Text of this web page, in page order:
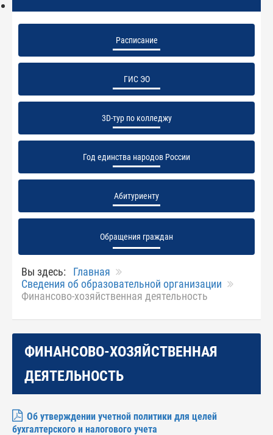
Расписание
ГИС ЭО
3D-тур по колледжу
Год единства народов России
Абитуриенту
Обращения граждан
Вы здесь:
Главная
Сведения об образовательной организации
Финансово-хозяйственная деятельность
ФИНАНСОВО-ХОЗЯЙСТВЕННАЯ
ДЕЯТЕЛЬНОСТЬ
Об утверждении учетной политики для целей
бухгалтерского и налогового учета